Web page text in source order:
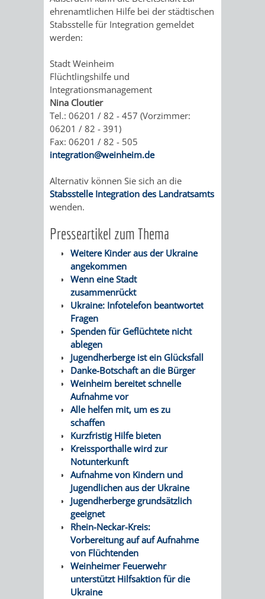
VIKTOR-
DULGER-
VEREINE
ENTWICKLUNG
AKTUELLE
BAUPROJEKTE
STRASSENBAUMASSNAHMEN OB
ERFLOCKENBACH
BAU
VERLAUF
PLANUNTERLAGEN
PRÄSENTATION
ZUR
INFO-
VERANSTALTUNG
VOM
5.
JULI
22
NEUBAU
BETRIEBSGEBÄUDE
HAUPTFRIEDHOF
SANIERUNG
DES
WOHNGEBÄUDES
MANNHEIMER
STRASSE 1
4 -
2
0
SANIERUNG
SPORTHALLE
DBS
AKTUELLE
IN
DER
STADTENTWICKLUNG
STADTENTWICKLUNG
VERKEHRSPLANUNG
STÄDTEBAULICHER
RAHMENPLAN
VERKEHRSPLANUNG
FLÄCHENNUTZUNGSPLAN
BEBAUUNGSPLÄNE
ALLGEMEINE
INFORMATIONEN
ÜBER
BEBAUUNGSPLÄNE
AKTUELLE
VERFAHREN
BEBAUUNGSPLÄNE
ENTWICKLUNGS-
UND
EINZELHANDELSKONZEPT
MOBILFUNKKONZEPT
LÄRMAKTIONSPLAN
WIRTSCHAFT
STANDORTPORTRAIT
/
/
UNTERNEHMEN
GEWERBEGEBIET
NORD
STADTMARKETING
/
ÜBERINNENSTADTAKTIONEN
FRÜHLING
HERBST
RODENSTEINER
„WOINEM
ehrenamtlichen Hilfe bei der städtischen
Stabsstelle für Integration gemeldet
werden:
Stadt Weinheim
Flüchtlingshilfe und
Integrationsmanagement
Nina Cloutier
Tel.: 06201 / 82 - 457 (Vorzimmer:
06201 / 82 - 391)
Fax: 06201 / 82 - 505
integration@weinheim.de
Alternativ können Sie sich an die
Stabsstelle Integration des Landratsamts
wenden.
Presseartikel zum Thema
Weitere Kinder aus der Ukraine
angekommen
Wenn eine Stadt
zusammenrückt
Ukraine: Infotelefon beantwortet
Fragen
Spenden für Geflüchtete nicht
ablegen
Jugendherberge ist ein Glücksfall
Danke-Botschaft an die Bürger
Weinheim bereitet schnelle
Aufnahme vor
Alle helfen mit, um es zu
schaffen
Kurzfristig Hilfe bieten
Kreissporthalle wird zur
Notunterkunft
Aufnahme von Kindern und
Jugendlichen aus der Ukraine
Jugendherberge grundsätzlich
geeignet
Rhein-Neckar-Kreis:
Vorbereitung auf auf Aufnahme
von Flüchtenden
Weinheimer Feuerwehr
unterstützt Hilfsaktion für die
Ukraine